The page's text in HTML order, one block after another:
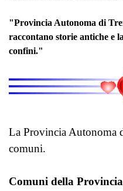
"Provincia Autonoma di
raccontano storie antiche e
confini."
La Provincia Autonoma
comuni.
Comuni della